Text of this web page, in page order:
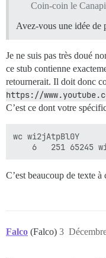
Coin-coin le
Avez-vous une idée de
Je ne suis pas très doué
ce stub contienne
retournerait. Il doit donc
https://
C’est ce dont votre
wc wi2jAtpBl0Y
C’est beaucoup de texte
Falco (Falco) 3